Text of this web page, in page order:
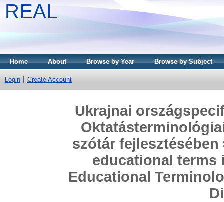
REAL
Home About Browse by Year Browse by Subject
Login Create Account
Ukrajnai
szótár
educational terms
Educational